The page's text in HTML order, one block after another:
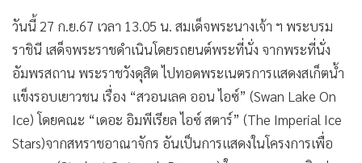
กีฬา
• ต่างประเทศ
• Special Scoop
เศรษฐกิจ-ธุรกิจ
จีน
•
ชุมชน-คุณภาพชีวิต
วันนี้ 27 ก.ย.67 เวลา 13.05 น. สมเด็จพระนางเจ้า ฯ พระบรม
ราชินี เสด็จพระราชดำเนินโดยรถยนต์พระที่นั่ง จากพระที่นั่ง
อัมพรสถาน พระราชวังดุสิต ไปทอดพระเนตรการแสดงสเก็ตน้ำ
แข็งรอบเยาวชน เรื่อง “สวอนเลค ออน ไอซ์” (Swan Lake On
Ice) โดยคณะ “เดอะ อิมพีเรียล ไอซ์ สตาร์” (The Imperial Ice
Stars)จากสหราชอาณาจักร อันเป็นการแสดงในโครงการเพื่อ